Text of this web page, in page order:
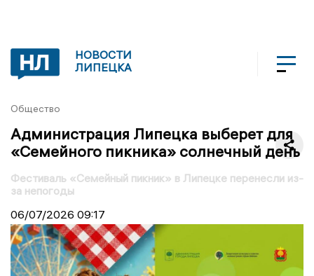
НОВОСТИ
ЛИПЕЦКА
Общество
Администрация Липецка выберет для
«Семейного пикника» солнечный день
Фестиваль «Семейный пикник» в Липецке перенесли из-
за непогоды
06/07/2026 09:17